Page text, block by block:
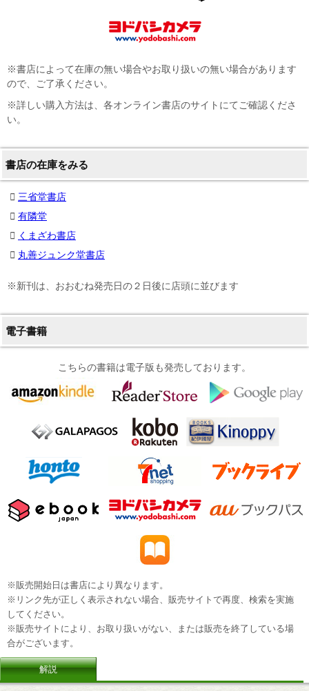
※書店によって在庫の無い場合やお取り扱いの無い場合があります
ので、ご了承ください。
※詳しい購入方法は、各オンライン書店のサイトにてご確認くださ
い。
書店の在庫をみる
三省堂書店
有隣堂
くまざわ書店
丸善ジュンク堂書店
※新刊は、おおむね発売日の２日後に店頭に並びます
電子書籍
こちらの書籍は電子版も発売しております。
※販売開始日は書店により異なります。
※リンク先が正しく表示されない場合、販売サイトで再度、検索を実施
してください。
※販売サイトにより、お取り扱いがない、または販売を終了している場
合がございます。
解説